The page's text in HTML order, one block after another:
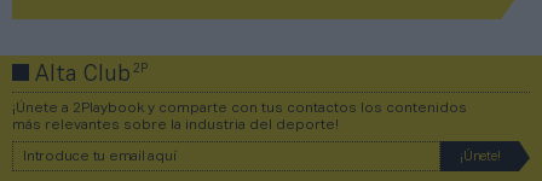
Alta Club2P
¡Únete a 2Playbook y comparte con tus contactos los contenidos
más relevantes sobre la industria del deporte!